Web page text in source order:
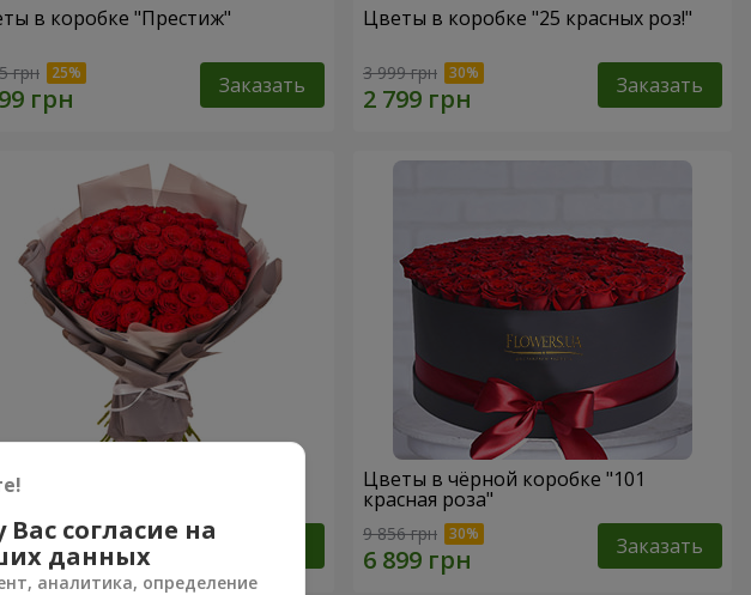
в коробке "Престиж"
грн Заказать
Цветы в коробке "25 красных роз!"
3 999 грн Заказать
в упаковке "51 красная роза"
грн
Цветы в чёрной коробке "101
красная роза"
9 856 грн Заказать
согласие на
данных
аналитика, определение